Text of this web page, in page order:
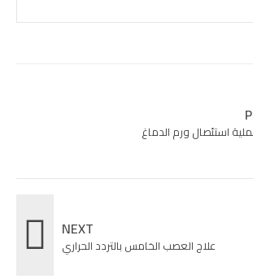
استئصال ورم الدماغ
NEXT
علاج العصب الخامس بالتردد الحراري